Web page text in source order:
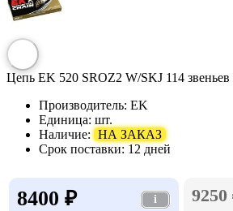
Цепь EK 520 SROZ2 W/SKJ 114 звеньев
Производитель: EK
Единица: шт.
Наличие: НА ЗАКАЗ
Срок поставки: 12 дней
8400 ₽
i
9250